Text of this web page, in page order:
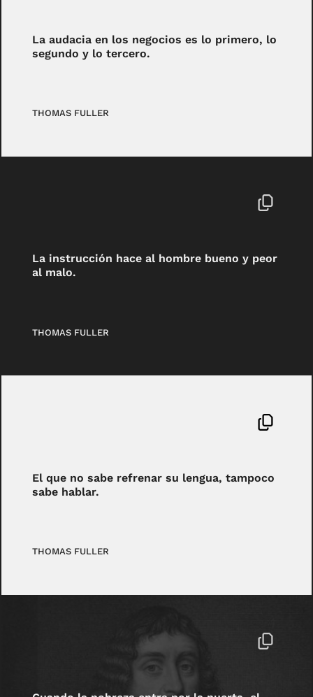
La audacia en los negocios es lo primero, lo
segundo y lo tercero.
THOMAS FULLER
La instrucción hace al hombre bueno y peor
al malo.
THOMAS FULLER
El que no sabe refrenar su lengua, tampoco
sabe hablar.
THOMAS FULLER